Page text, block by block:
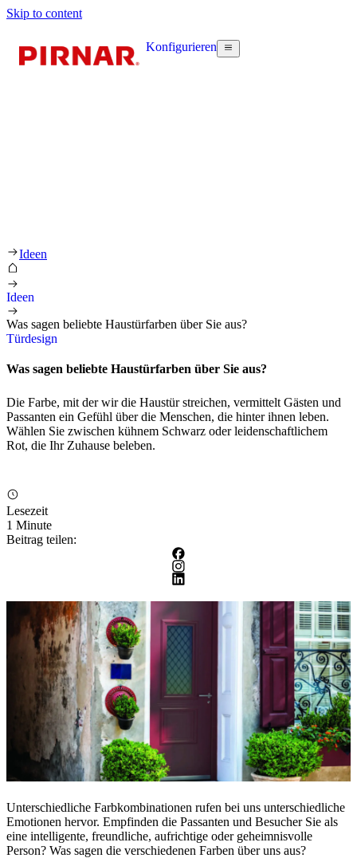
Skip to content
Konfigurieren
Ideen
Ideen
Was sagen beliebte Haustürfarben über Sie aus?
Türdesign
Was sagen beliebte Haustürfarben über Sie aus?
Die Farbe, mit der wir die Haustür streichen, vermittelt Gästen und
Passanten ein Gefühl über die Menschen, die hinter ihnen leben.
Wählen Sie zwischen kühnem Schwarz oder leidenschaftlichem
Rot, die Ihr Zuhause beleben.
Lesezeit
1 Minute
Beitrag teilen:
Unterschiedliche Farbkombinationen rufen bei uns unterschiedliche
Emotionen hervor. Empfinden die Passanten und Besucher Sie als
eine intelligente, freundliche, aufrichtige oder geheimnisvolle
Person? Was sagen die verschiedenen Farben über uns aus?